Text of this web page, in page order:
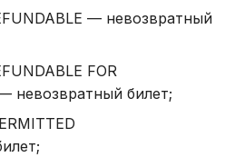
— невозвратный
FOR
невозвратный билет;